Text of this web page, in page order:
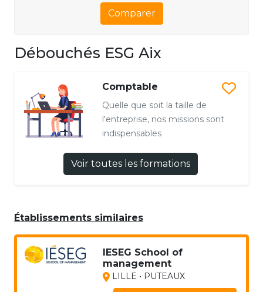
Comparer
Débouchés ESG Aix
Comptable
Quelle que soit la taille de
l'entreprise, nos missions sont
indispensables
Voir toutes les formations
Établissements similaires
IESEG School of
management
LILLE • PUTEAUX